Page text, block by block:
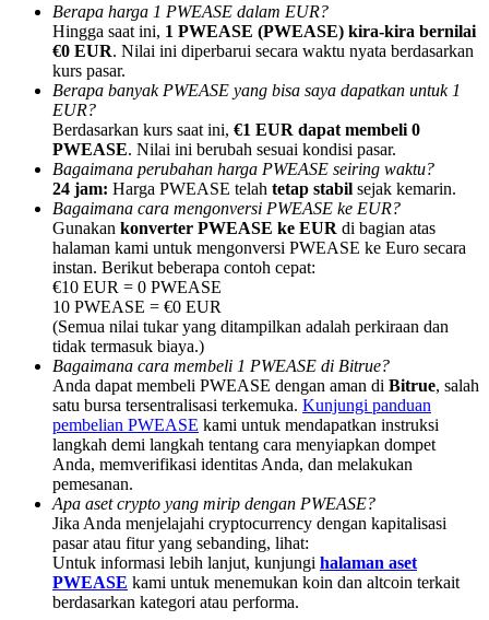
Hingga 65% Komisi!
Referensi
Undang teman untuk mendapatkan imbalan tunai
BTC Welcome Rewards
BTC Welcome Rewards
Deposit & Trade BTC to Share 25000 USDT prize pool!
Berapa harga 1 PWEASE dalam EUR?
Hingga saat ini, 1 PWEASE (PWEASE) kira-kira bernilai
€0 EUR. Nilai ini diperbarui secara waktu nyata berdasarkan
kurs pasar.
Berapa banyak PWEASE yang bisa saya dapatkan untuk 1
EUR?
Berdasarkan kurs saat ini, €1 EUR dapat membeli 0
PWEASE. Nilai ini berubah sesuai kondisi pasar.
Bagaimana perubahan harga PWEASE seiring waktu?
24 jam: Harga PWEASE telah tetap stabil sejak kemarin.
Bagaimana cara mengonversi PWEASE ke EUR?
Gunakan konverter PWEASE ke EUR di bagian atas
halaman kami untuk mengonversi PWEASE ke Euro secara
instan. Berikut beberapa contoh cepat:
€10 EUR = 0 PWEASE
10 PWEASE = €0 EUR
(Semua nilai tukar yang ditampilkan adalah perkiraan dan
tidak termasuk biaya.)
Bagaimana cara membeli 1 PWEASE di Bitrue?
Anda dapat membeli PWEASE dengan aman di Bitrue, salah
satu bursa tersentralisasi terkemuka. Kunjungi panduan
pembelian PWEASE kami untuk mendapatkan instruksi
langkah demi langkah tentang cara menyiapkan dompet
Anda, memverifikasi identitas Anda, dan melakukan
pemesanan.
Apa aset crypto yang mirip dengan PWEASE?
Jika Anda menjelajahi cryptocurrency dengan kapitalisasi
pasar atau fitur yang sebanding, lihat:
Untuk informasi lebih lanjut, kunjungi halaman aset
PWEASE kami untuk menemukan koin dan altcoin terkait
berdasarkan kategori atau performa.